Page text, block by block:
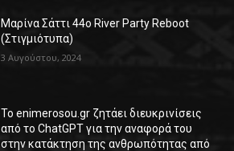
Μαρίνα Σάττι 44o River Party Reboot
(Στιγμιότυπα)
3 Αυγούστου, 2024
Το enimerosou.gr ζητάει διευκρινίσεις
από το ChatGPT για την αναφορά του
στην κατάκτηση της ανθρωπότητας από